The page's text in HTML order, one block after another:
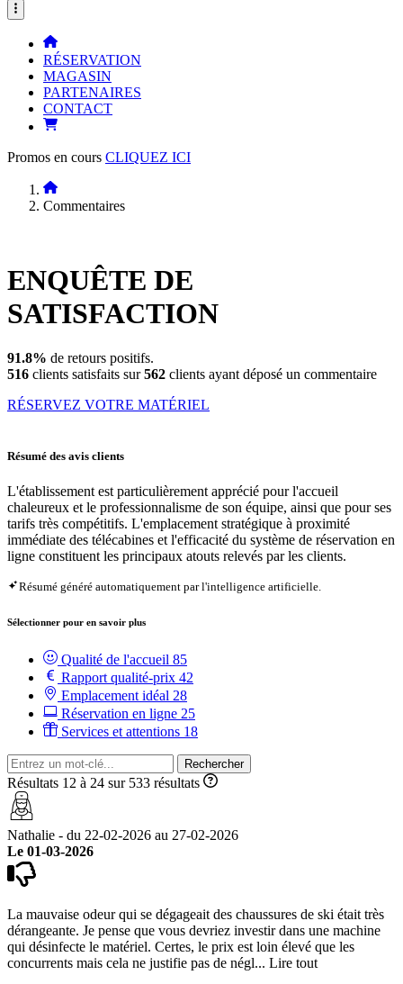
RÉSERVATION
MAGASIN
PARTENAIRES
CONTACT
Promos en cours CLIQUEZ ICI
Commentaires
ENQUÊTE DE
SATISFACTION
91.8% de retours positifs.
516 clients satisfaits sur562 clients ayant déposé un commentaire
RÉSERVEZ VOTRE MATÉRIEL
Résumé des avis clients
L'établissement est particulièrement apprécié pour l'accueil
chaleureux et le professionnalisme de son équipe, ainsi que pour ses
tarifs très compétitifs. L'emplacement stratégique à proximité
immédiate des télécabines et l'efficacité du système de réservation en
ligne constituent les principaux atouts relevés par les clients.
Résumé généré automatiquement par l'intelligence artificielle.
Sélectionner pour en savoir plus
Qualité de l'accueil 85
Rapport qualité-prix 42
Emplacement idéal 28
Réservation en ligne 25
Services et attentions 18
Rechercher
Résultats 12 à 24 sur 533 résultats
Nathalie - du 22-02-2026 au 27-02-2026
Le 01-03-2026
La mauvaise odeur qui se dégageait des chaussures de ski était très
dérangeante. Je pense que vous devriez investir dans une machine
qui désinfecte le matériel. Certes, le prix est loin élevé que les
concurrents mais cela ne justifie pas de négl... Lire tout